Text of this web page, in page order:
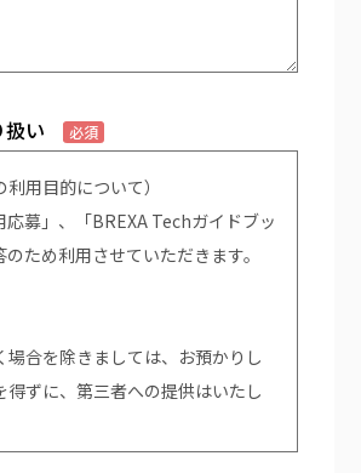
い 必須
用目的について）
応募」、「BREXA Techガイドブッ
ため利用させていただきます。
合を除きましては、お預かりし
ずに、第三者への提供はいたし